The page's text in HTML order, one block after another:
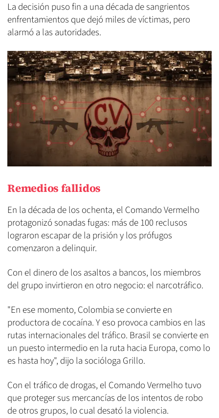
La decisión puso fin a una década de sangrientos
enfrentamientos que dejó miles de víctimas, pero
alarmó a las autoridades.
Remedios fallidos
En la década de los ochenta, el Comando Vermelho
protagonizó sonadas fugas: más de 100 reclusos
lograron escapar de la prisión y los prófugos
comenzaron a delinquir.
Con el dinero de los asaltos a bancos, los miembros
del grupo invirtieron en otro negocio: el narcotráfico.
"En ese momento, Colombia se convierte en
productora de cocaína. Y eso provoca cambios en las
rutas internacionales del tráfico. Brasil se convierte en
un puesto intermedio en la ruta hacia Europa, como lo
es hasta hoy", dijo la socióloga Grillo.
Con el tráfico de drogas, el Comando Vermelho tuvo
que proteger sus mercancías de los intentos de robo
de otros grupos, lo cual desató la violencia.